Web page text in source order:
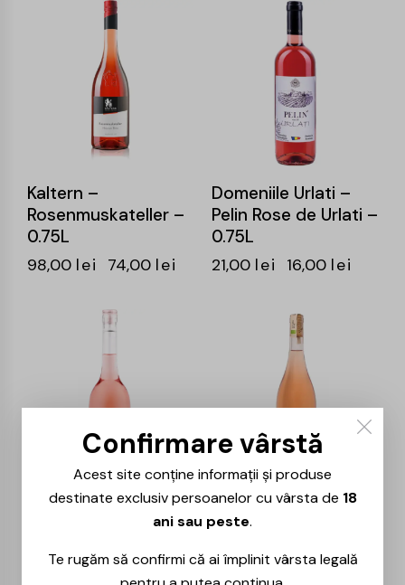
Kaltern –
Rosenmuskateller –
0.75L
98,00 lei 74,00 lei
Domeniile Urlati –
Pelin Rose de Urlati –
0.75L
21,00 lei 16,00 lei
Cotnari – Euforia –
Busuioaca Rose –
lei 45,00
La Sapata – Rose –
0.75L
47,00lei 35,00lei
Confirmare vârstă
Acest site conține informații și produse
destinate exclusiv persoanelor cu vârsta de 18
ani sau peste.
Te rugăm să confirmi că ai împlinit vârsta legală